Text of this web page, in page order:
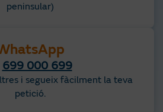
peninsular)
699 000 699
i segueix fàcilment la teva
petició.